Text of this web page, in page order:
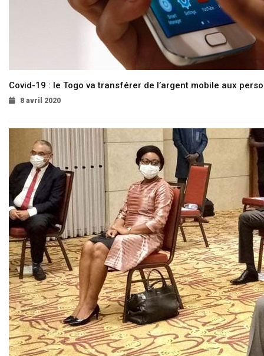
Covid-19 : le Togo va transférer de l’argent mobile aux
8 avril 2020